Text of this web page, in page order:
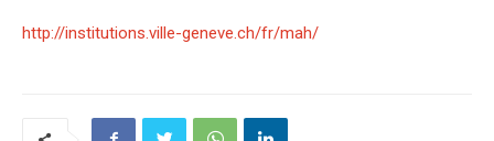
http://institutions.ville-geneve.ch/fr/mah/